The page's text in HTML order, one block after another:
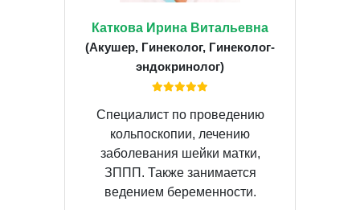
Каткова Ирина Витальевна
(Акушер, Гинеколог, Гинеколог-
эндокринолог)
Специалист по проведению
кольпоскопии, лечению
заболевания шейки матки,
ЗППП. Также занимается
ведением беременности.